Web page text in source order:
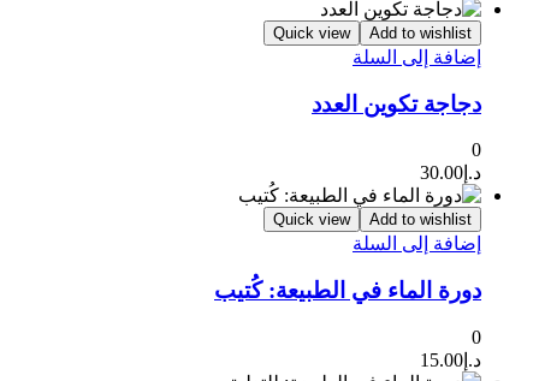
Add to wishlist
Quick view
إضافة إلى السلة
دجاجة تكوين العدد
0
د.إ 30.00
Add to wishlist
Quick view
إضافة إلى السلة
دورة الماء في الطبيعة: كُتيب
0
د.إ 15.00